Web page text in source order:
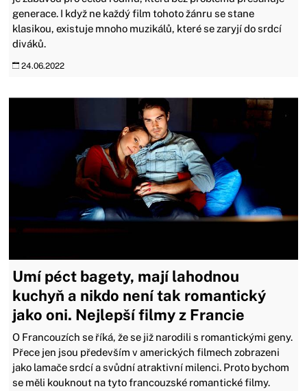
generace. I když ne každý film tohoto žánru se stane
klasikou, existuje mnoho muzikálů, které se zaryjí do srdcí
diváků.
24.06.2022
Umí péct bagety, mají lahodnou
kuchyň a nikdo není tak romantický
jako oni. Nejlepší filmy z Francie
O Francouzích se říká, že se již narodili s romantickými geny.
Přece jen jsou především v amerických filmech zobrazeni
jako lamače srdcí a svůdní atraktivní milenci. Proto bychom
se měli kouknout na tyto francouzské romantické filmy.